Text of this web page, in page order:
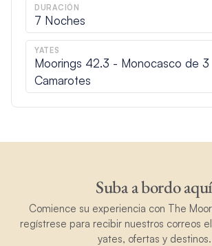
DURACIÓN
7 Noches
YATES
Moorings 42.3 - Monocasco de 3
Camarotes
Suba a bordo aquí
Comience su experiencia con The
regístrese para recibir nuestros correos
yates, ofertas y destinos.